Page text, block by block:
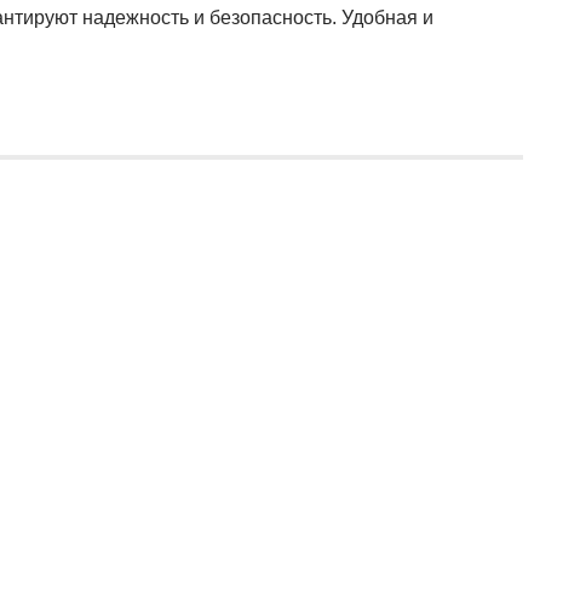
надежность и безопасность. Удобная и